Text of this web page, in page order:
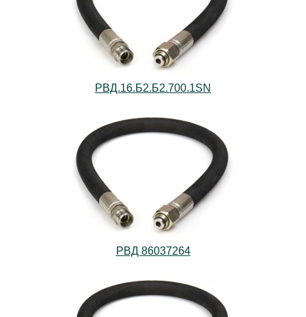
РВД.16.Б2.Б2.700.1SN
РВД 86037264